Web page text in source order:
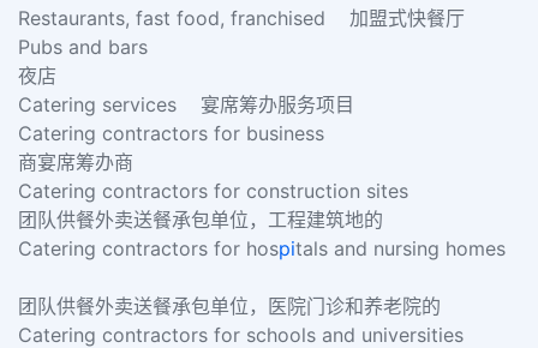
Restaurants, fast food, franchised 加盟式快餐厅
Pubs and bars
夜店
Catering services 宴席筹办服务项目
Catering contractors for business
商宴席筹办商
Catering contractors for construction sites
团队供餐外卖送餐承包单位，工程建筑地的
Catering contractors for hospitals and nursing homes
团队供餐外卖送餐承包单位，医院门诊和养老院的
Catering contractors for schools and universities